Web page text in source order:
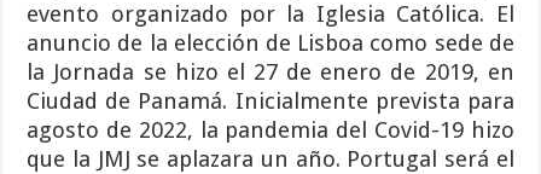
evento organizado por la Iglesia Católica. El
anuncio de la elección de Lisboa como sede de
la Jornada se hizo el 27 de enero de 2019, en
Ciudad de Panamá. Inicialmente prevista para
agosto de 2022, la pandemia del Covid-19 hizo
que la JMJ se apl azara un año. Portugal será el